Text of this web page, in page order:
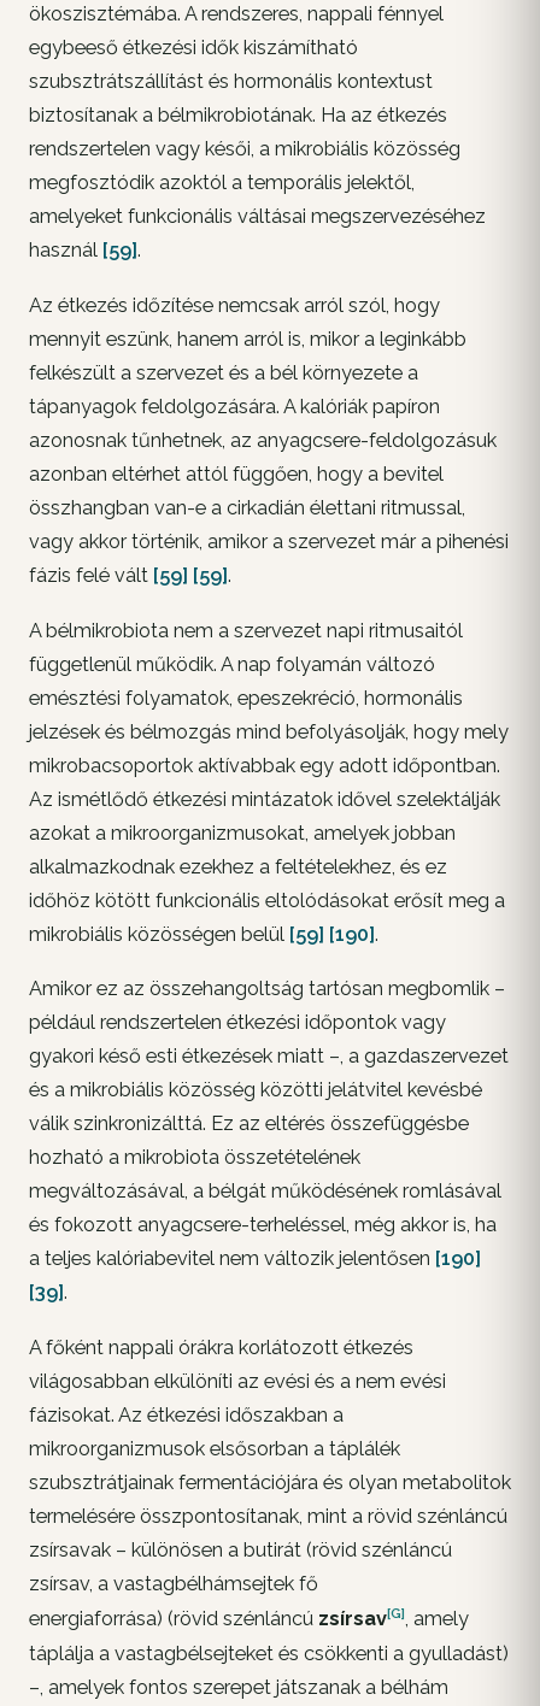
ökoszisztémába. A rendszeres, nappali fénnyel
egybeeső étkezési idők kiszámítható
szubsztrátszállítást és hormonális kontextust
biztosítanak a bélmikrobiotának. Ha az étkezés
rendszertelen vagy késői, a mikrobiális közösség
megfosztódik azoktól a temporális jelektől,
amelyeket funkcionális váltásai megszervezéséhez
használ [59].
Az étkezés időzítése nemcsak arról szól, hogy
mennyit eszünk, hanem arról is, mikor a leginkább
felkészült a szervezet és a bél környezete a
tápanyagok feldolgozására. A kalóriák papíron
azonosnak tűnhetnek, az anyagcsere-feldolgozásuk
azonban eltérhet attól függően, hogy a bevitel
összhangban van-e a cirkadián élettani ritmussal,
vagy akkor történik, amikor a szervezet már a pihenési
fázis felé vált [59] [59].
A bélmikrobiota nem a szervezet napi ritmusaitól
függetlenül működik. A nap folyamán változó
emésztési folyamatok, epeszekréció, hormonális
jelzések és bélmozgás mind befolyásolják, hogy mely
mikrobacsoportok aktívabbak egy adott időpontban.
Az ismétlődő étkezési mintázatok idővel szelektálják
azokat a mikroorganizmusokat, amelyek jobban
alkalmazkodnak ezekhez a feltételekhez, és ez
időhöz kötött funkcionális eltolódásokat erősít meg a
mikrobiális közösségen belül [59] [190].
Amikor ez az összehangoltság tartósan megbomlik –
például rendszertelen étkezési időpontok vagy
gyakori késő esti étkezések miatt –, a gazdaszervezet
és a mikrobiális közösség közötti jelátvitel kevésbé
válik szinkronizálttá. Ez az eltérés összefüggésbe
hozható a mikrobiota összetételének
megváltozásával, a bélgát működésének romlásával
és fokozott anyagcsere-terheléssel, még akkor is, ha
a teljes kalóriabevitel nem változik jelentősen [190]
[39].
A főként nappali órákra korlátozott étkezés
világosabban elkülöníti az evési és a nem evési
fázisokat. Az étkezési időszakban a
mikroorganizmusok elsősorban a táplálék
szubsztrátjainak fermentációjára és olyan metabolitok
termelésére összpontosítanak, mint a rövid szénláncú
zsírsavak – különösen a butirát (rövid szénláncú
zsírsav, a vastagbélhámsejtek fő
energiaforrása) (rövid szénláncú zsírsav[G], amely
táplálja a vastagbélsejteket és csökkenti a gyulladást)
–, amelyek fontos szerepet játszanak a bélhám